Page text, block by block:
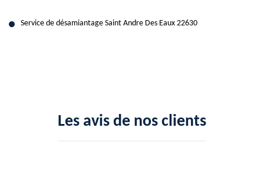
Service de désamiantage Saint Andre Des Eaux 22630
Les avis de nos clients